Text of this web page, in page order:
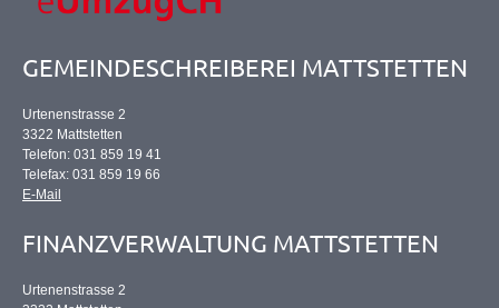
GEMEINDESCHREIBEREI MATTSTETTEN
Urtenenstrasse 2
3322 Mattstetten
Telefon: 031 859 19 41
Telefax: 031 859 19 66
E-Mail
FINANZVERWALTUNG MATTSTETTEN
Urtenenstrasse 2